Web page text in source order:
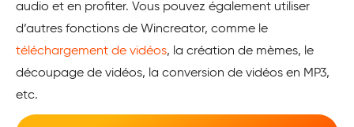
audio et en profiter. Vous pouvez également utiliser
d’autres fonctions de Wincreator, comme le
téléchargement de vidéos, la création de mèmes, le
découpage de vidéos, la conversion de vidéos en MP3,
etc.